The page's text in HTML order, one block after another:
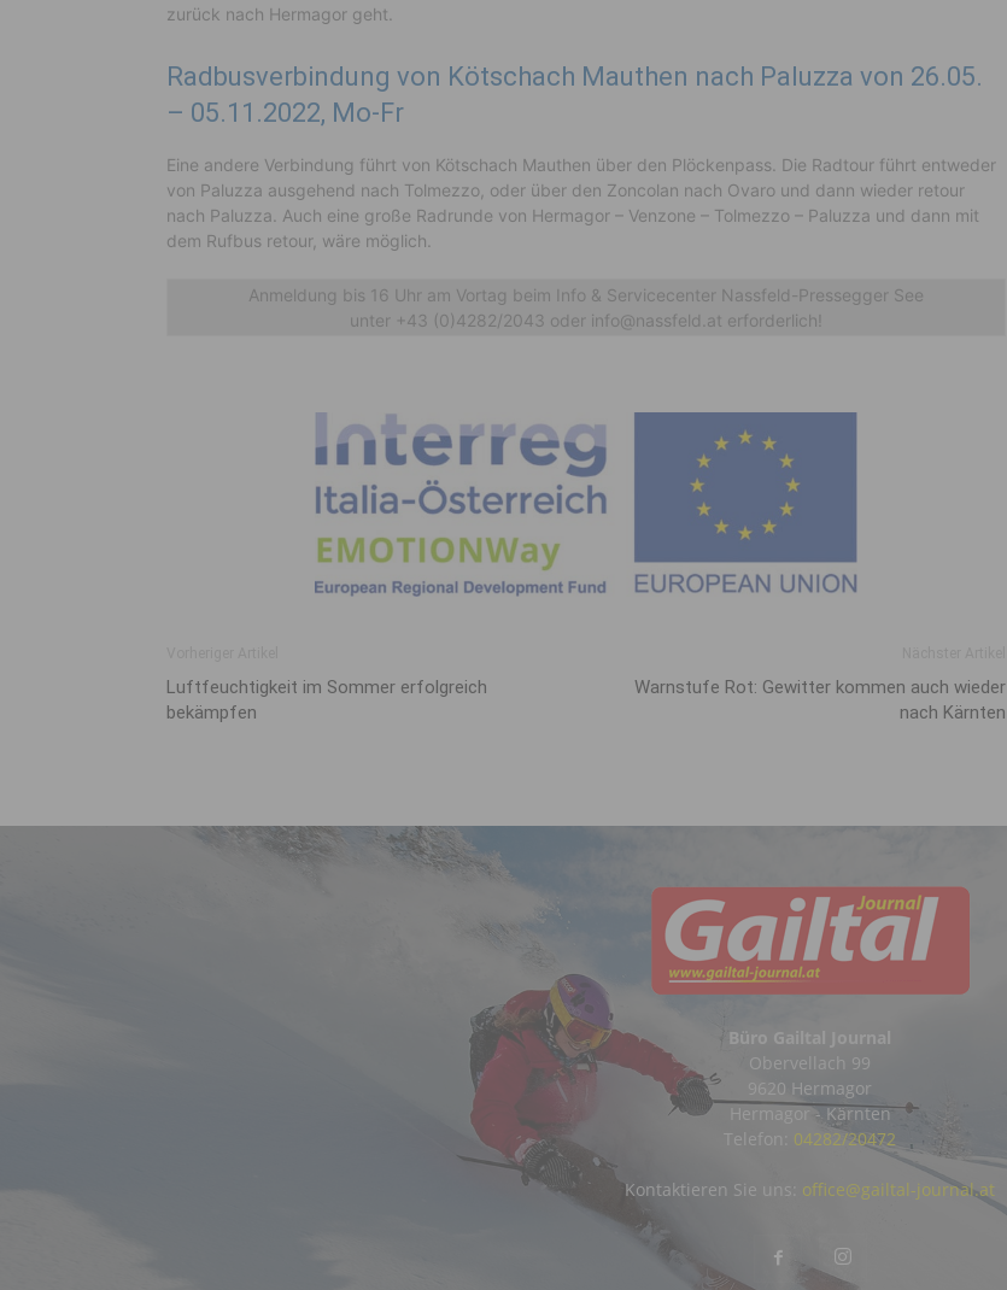
zurück nach Hermagor geht.
Radbusverbindung von Kötschach Mauthen nach Paluzza von 26.05.
– 05.11.2022, Mo-Fr
Eine andere Verbindung führt von Kötschach Mauthen über den Plöckenpass. Die Radtour führt entweder
von Paluzza ausgehend nach Tolmezzo, oder über den Zoncolan nach Ovaro und dann wieder retour
nach Paluzza. Auch eine große Radrunde von Hermagor – Venzone – Tolmezzo – Paluzza und dann mit
dem Rufbus retour, wäre möglich.
Anmeldung bis 16 Uhr am Vortag beim Info & Servicecenter Nassfeld-Pressegger See
unter +43 (0)4282/2043 oder info@nassfeld.at erforderlich!
Luftfeuchtigkeit im Sommer erfolgreich
bekämpfen
Warnstufe Rot: Gewitter kommen auch wieder
nach Kärnten
Büro Gailtal Journal
Obervellach 99
9620 Hermagor
Hermagor - Kärnten
Telefon: 04282/20472
Kontaktieren Sie uns: office@gailtal-journal.at